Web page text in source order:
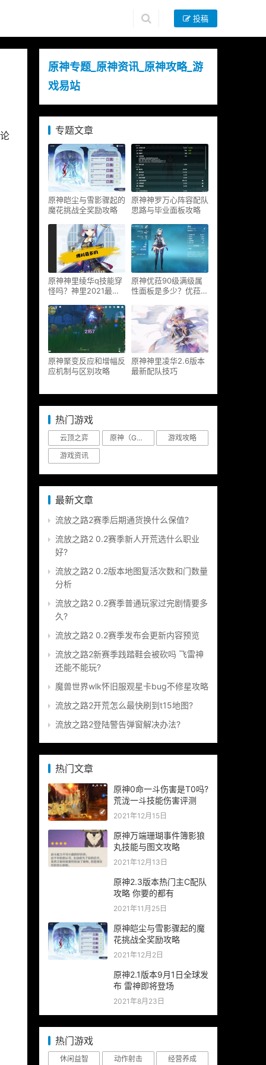
投稿
原神专题_原神资讯_原神攻略_游
戏易站
专题文章
原神皑尘与雪影骤起的
魔花挑战全奖励攻略
原神神罗万心阵容配队
思路与毕业面板攻略
原神神里绫华q技能穿
怪吗？神里2021最新
原神优菈90级满级属
性面板是多少？优菈大
原神聚变反应和增幅反
应机制与区别攻略
原神神里凌华2.6版本
最新配队技巧
热门游戏
云顶之弈 原神（Genshin Impact）
游戏攻略
游戏资讯
最新文章
流放之路2赛季后期通货换什么保值?
流放之路2 0.2赛季新人开荒选什么职业
好?
流放之路2 0.2版本地图复活次数和门数量
分析
流放之路2 0.2赛季普通玩家过完剧情要多
久?
流放之路2 0.2赛季发布会更新内容预览
流放之路2新赛季践踏鞋会被砍吗 飞雷神
还能不能玩?
魔兽世界wlk怀旧服观星卡bug不修星攻略
流放之路2开荒怎么最快刷到t15地图?
流放之路2登陆警告弹窗解决办法?
热门文章
原神0命一斗伤害是T0吗?
荒泷一斗技能伤害评测
2021年12月15日
原神万端珊瑚事件簿影狼
丸技能与图文攻略
2021年12月13日
原神2.3版本热门主C配队
攻略 你要的都有
2021年11月25日
原神皑尘与雪影骤起的魔
花挑战全奖励攻略
2021年12月2日
原神2.1版本9月1日全球发
布 雷神即将登场
2021年8月23日
热门游戏
休闲益智 动作射击 经营养成